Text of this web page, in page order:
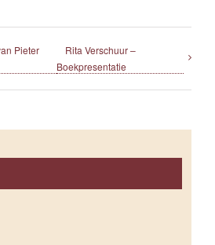
Pieter
Rita Verschuur –
Boekpresentatie